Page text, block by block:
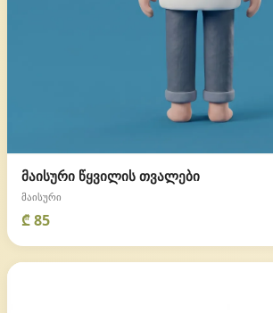
მაისური წყვილის თვალები
მაისური
₾ 85